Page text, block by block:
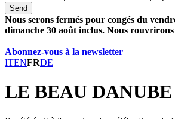
Send
Nous serons fermés pour congés du
dimanche 30 août inclus. Nous
Abonnez-vous à la newsletter
ITENFRDE
LE BEAU